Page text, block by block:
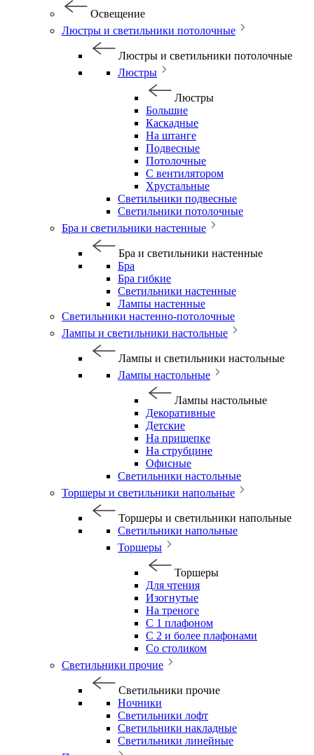
Освещение
Люстры и светильники потолочные
Люстры и светильники потолочные
Люстры
Люстры
Большие
Каскадные
На штанге
Подвесные
Потолочные
С вентилятором
Хрустальные
Светильники подвесные
Светильники потолочные
Бра и светильники настенные
Бра и светильники настенные
Бра
Бра гибкие
Светильники настенные
Лампы настенные
Светильники настенно-потолочные
Лампы и светильники настольные
Лампы и светильники настольные
Лампы настольные
Лампы настольные
Декоративные
Детские
На прищепке
На струбцине
Офисные
Светильники настольные
Торшеры и светильники напольные
Торшеры и светильники напольные
Светильники напольные
Торшеры
Торшеры
Для чтения
Изогнутые
На треноге
С 1 плафоном
С 2 и более плафонами
Со столиком
Светильники прочие
Светильники прочие
Ночники
Светильники лофт
Светильники накладные
Светильники линейные